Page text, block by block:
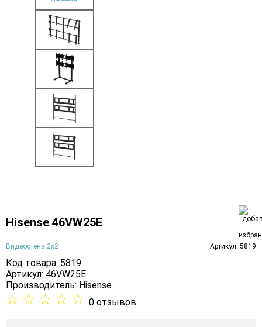
Hisense 46VW25E
Видеостена 2x2 Артикул: 5819
Код товара: 5819
Артикул: 46VW25E
Производитель: Hisense
☆ ☆ ☆ ☆ ☆ 0 отзывов